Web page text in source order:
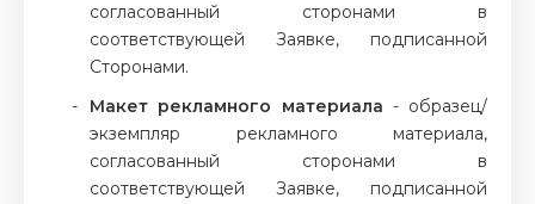
согласованный сторонами в
соответствующей Заявке, подписанной
Сторонами.
Макет рекламного материала - образец/
экземпляр рекламного материала,
согласованный сторонами в
соответствующей Заявке, подписанной